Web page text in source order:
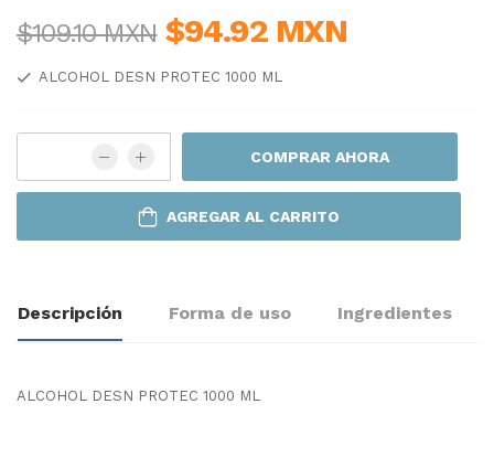
$109.10 MXN $94.92 MXN
ALCOHOL DESN PROTEC 1000 ML
COMPRAR AHORA
AGREGAR AL CARRITO
Descripción Forma de uso Ingredientes
ALCOHOL DESN PROTEC 1000 ML